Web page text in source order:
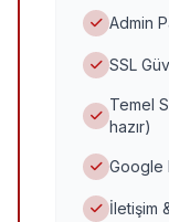
Admin
SSL
Temel
hazır)
Google
İletişim